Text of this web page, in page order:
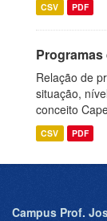
CSV PDF
Relação de
situação,
conceito
CSV PDF
Campus Prof.